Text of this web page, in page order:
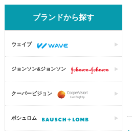
ブランドから探す
ウェイブ
ジョンソン&ジョンソン
クーパービジョン
ボシュロム